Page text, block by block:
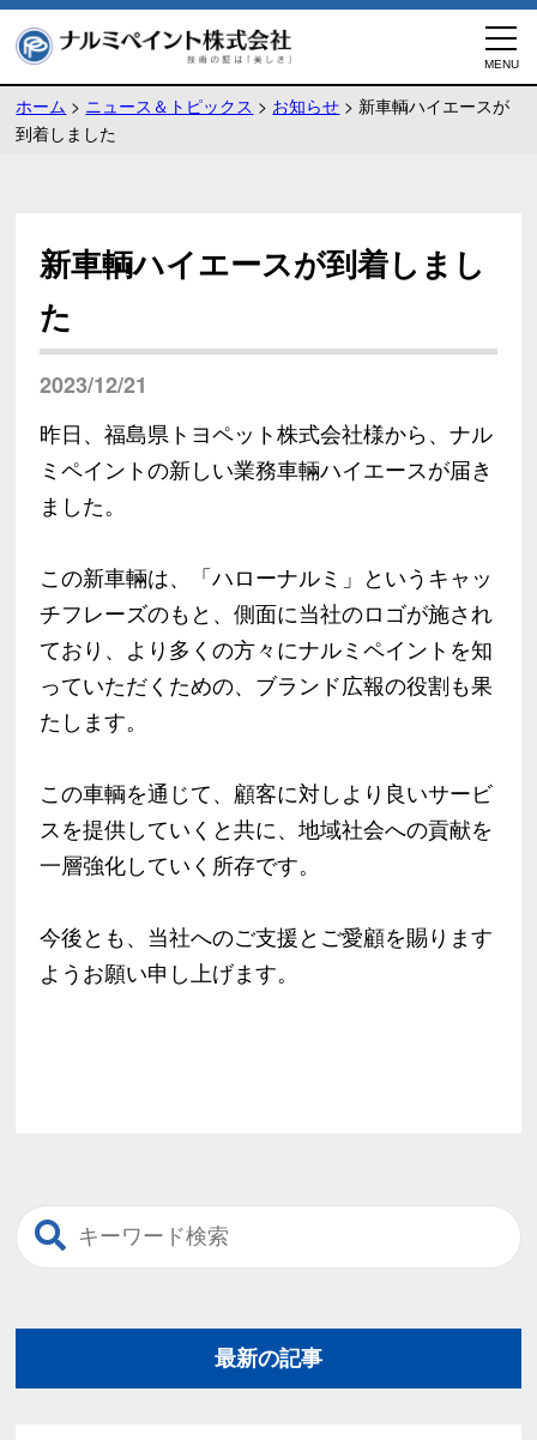
ホーム > ニュース＆トピックス > お知らせ > 新車輌ハイエースが
到着しました
新車輌ハイエースが到着しまし
た
2023/12/21
昨日、福島県トヨペット株式会社様から、ナル
ミペイントの新しい業務車輛ハイエースが届き
ました。
この新車輛は、「ハローナルミ」というキャッ
チフレーズのもと、側面に当社のロゴが施され
ており、より多くの方々にナルミペイントを知
っていただくための、ブランド広報の役割も果
たします。
この車輌を通じて、顧客に対しより良いサービ
スを提供していくと共に、地域社会への貢献を
一層強化していく所存です。
今後とも、当社へのご支援とご愛顧を賜ります
ようお願い申し上げます。
最新の記事